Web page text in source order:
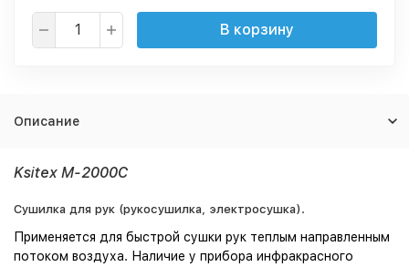
В корзину
Описание
Ksitex M-2000C
Сушилка для рук (рукосушилка, электросушка).
Применяется для быстрой сушки рук теплым направленным
потоком воздуха. Наличие у прибора инфракрасного